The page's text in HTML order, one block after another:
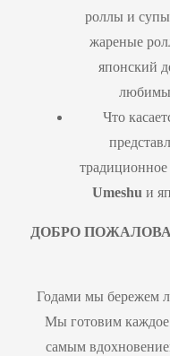
роллы и
жареные
японский
Что
Umeshu и
ДОБРО
Годами мы бережем
Мы готовим
самым